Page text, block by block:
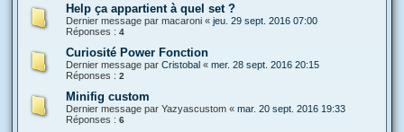
Help ça appartient à quel set ?
Dernier message par macaroni « jeu. 29 sept. 2016 07:00
Réponses : 4
Curiosité Power Fonction
Dernier message par Cristobal « mer. 28 sept. 2016 20:15
Réponses : 2
Minifig custom
Dernier message par Yazyascustom « mar. 20 sept. 2016 19:33
Réponses : 6